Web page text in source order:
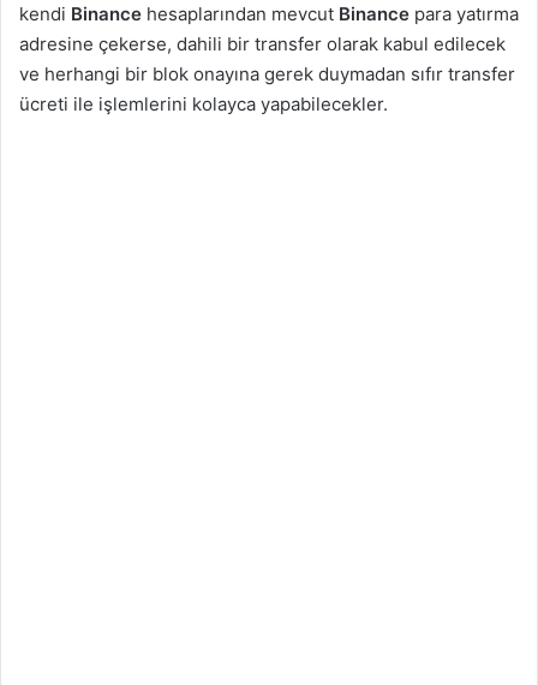
kendi Binance hesaplarından mevcut Binance para yatırma
adresine çekerse, dahili bir transfer olarak kabul edilecek
ve herhangi bir blok onayına gerek duymadan sıfır transfer
ücreti ile işlemlerini kolayca yapabilecekler.